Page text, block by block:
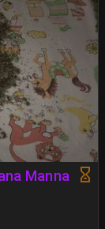
Manna